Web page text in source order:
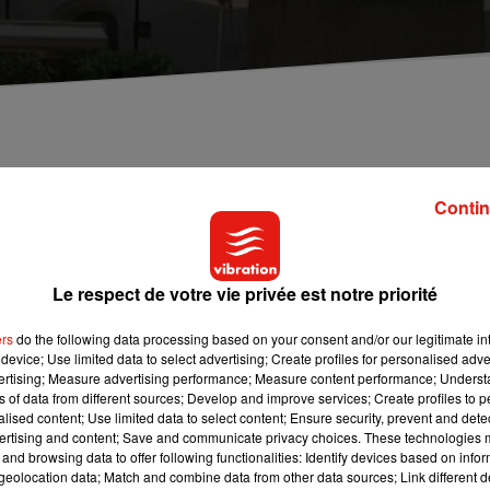
venus d'ici quelques mois : le premier
et du petit mobilier.
base de cannabis va bel et bien s’installer à
sous forme d’infusions ou de liquides à vapoter. C’est la
de Lille, qui sera propriétaire de la boutique.
de la déco et du petit mobilier ! L’enseigne remplacera
la République. La transaction serait en cours avec l’agence
n’a pas confirmé cette implantation, cause de confidentialité
Le respect de votre vie privée est notre priorité
do the following data processing based on your consent and/or our legitimate
Use limited data to select advertising; Create profiles for personalised
Measure advertising performance; Measure content performance;
of data from different sources; Develop and improve services; Create profiles to
content; Use limited data to select content; Ensure security, prevent and
and content; Save and communicate privacy choices. These technologies
browsing data to offer following functionalities: Identify devices based on
data; Match and combine data from other data sources; Link different